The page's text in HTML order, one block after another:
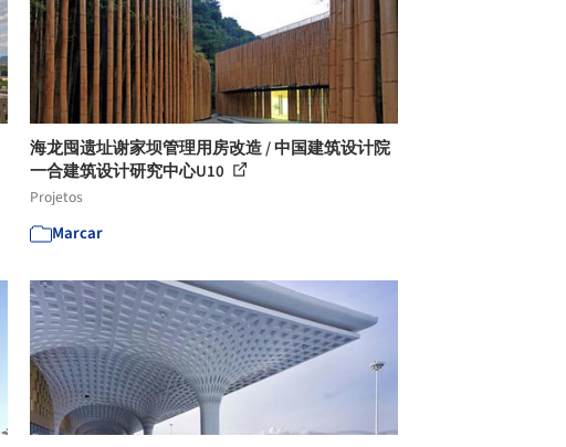
海龙囤遗址谢家坝管理用房改造 / 中国建筑设计院
一合建筑设计研究中心U10
Projetos
Marcar